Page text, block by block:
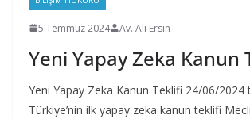
5 Temmuz 2024 Av. Ali Ersin
Yeni Yapay Zeka Kanun
Yeni Yapay Zeka Kanun Teklifi 24/06/2024
Türkiye’nin ilk yapay zeka kanun teklifi